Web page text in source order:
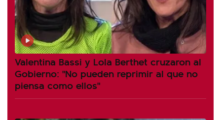
Valentina Bassi y Lola Berthet cruzaron al
Gobierno: "No pueden reprimir al que no
piensa como ellos"